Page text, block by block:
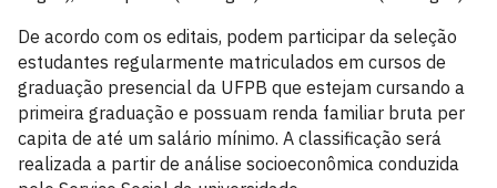
De acordo com os editais, podem participar da seleção
estudantes regularmente matriculados em cursos de
graduação presencial da UFPB que estejam cursando a
primeira graduação e possuam renda familiar bruta per
capita de até um salário mínimo. A classificação será
realizada a partir de análise socioeconômica conduzida